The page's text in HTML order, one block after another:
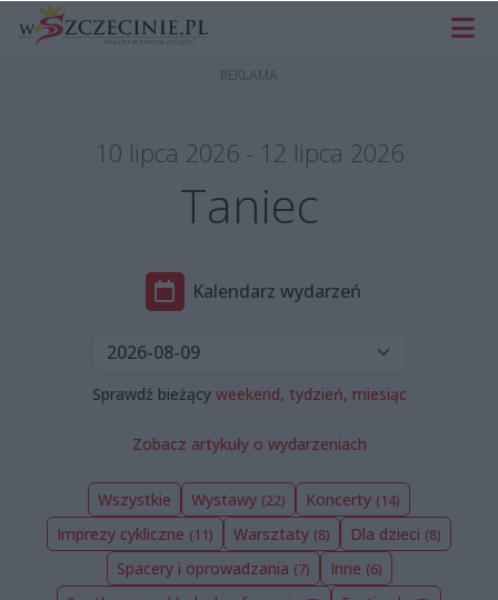
10 lipca 2026 - 12 lipca 2026
Taniec
Kalendarz wydarzeń
Sprawdź bieżący weekend, tydzień, miesiąc
Zobacz artykuły o wydarzeniach
Wszystkie Wystawy (22) Koncerty (14)
Imprezy cykliczne (11) Warsztaty (8) Dla dzieci (8)
Spacery i oprowadzania (7) Inne (6)